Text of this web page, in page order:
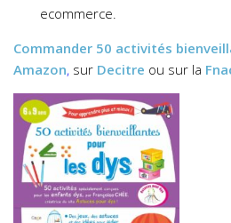
ecommerce.
Commander 50 activités
Amazon, sur Decitre ou sur la